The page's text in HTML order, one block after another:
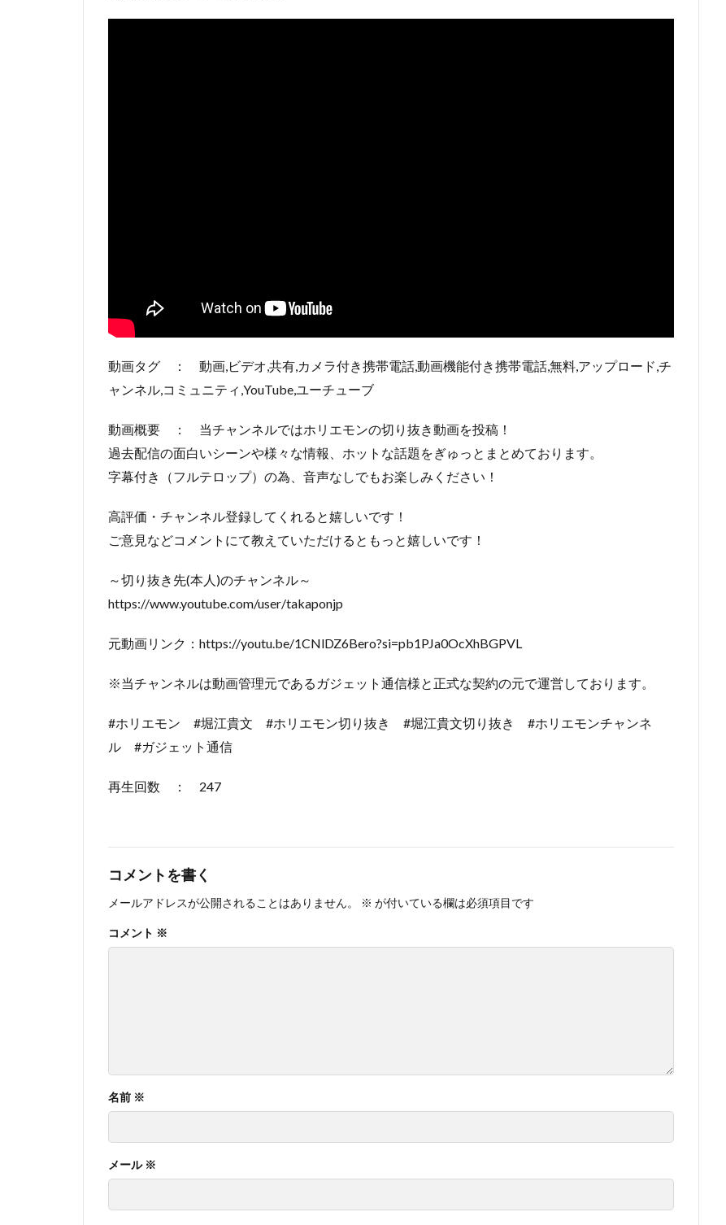
動画タグ ： 動画,ビデオ,共有,カメラ付き携帯電話,動画機能付き携帯電話,無料,アップロード,チ
ャンネル,コミュニティ,YouTube,ユーチューブ
動画概要 ： 当チャンネルではホリエモンの切り抜き動画を投稿！
過去配信の面白いシーンや様々な情報、ホットな話題をぎゅっとまとめております。
字幕付き（フルテロップ）の為、音声なしでもお楽しみください！
高評価・チャンネル登録してくれると嬉しいです！
ご意見などコメントにて教えていただけるともっと嬉しいです！
～切り抜き先(本人)のチャンネル～
https://www.youtube.com/user/takaponjp
元動画リンク：https://youtu.be/1CNlDZ6Bero?si=pb1PJa0OcXhBGPVL
※当チャンネルは動画管理元であるガジェット通信様と正式な契約の元で運営しております。
#ホリエモン #堀江貴文 #ホリエモン切り抜き #堀江貴文切り抜き #ホリエモンチャンネ
ル #ガジェット通信
再生回数 ： 247
コメントを書く
メールアドレスが公開されることはありません。 ※ が付いている欄は必須項目です
コメント ※
名前 ※
メール ※